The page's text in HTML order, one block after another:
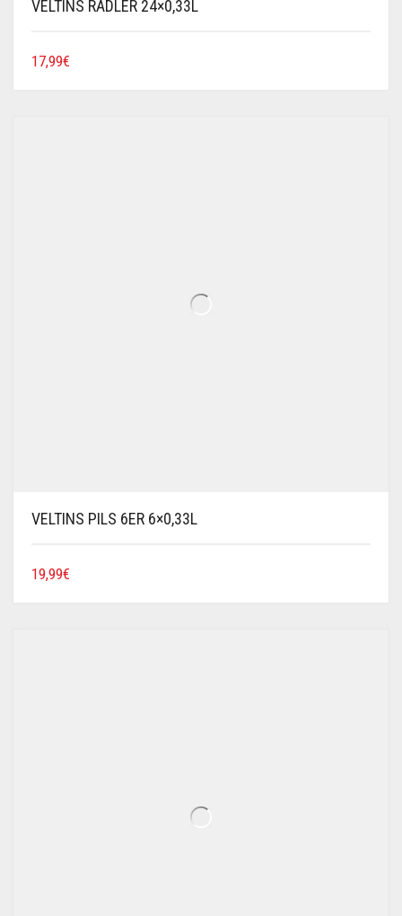
VELTINS RADLER 24×0,33L
17,99€
VELTINS PILS 6ER 6×0,33L
19,99€